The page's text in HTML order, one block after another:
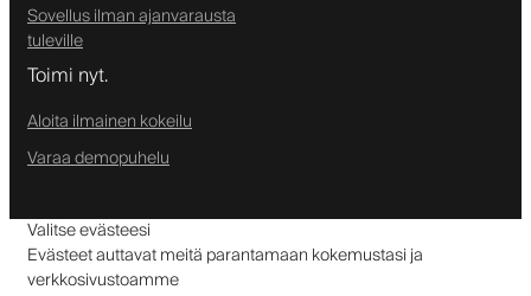
Sovellus ilman ajanvarausta
tuleville
Toimi nyt.
Aloita ilmainen kokeilu
Varaa demopuhelu
Valitse evästeesi
Evästeet auttavat meitä parantamaan kokemustasi ja
verkkosivustoamme